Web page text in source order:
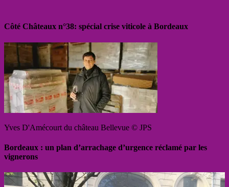
Côté Châteaux n°38: spécial crise viticole à Bordeaux
Yves D'Amécourt du château Bellevue © JPS
Bordeaux : un plan d’arrachage d’urgence réclamé par les
vignerons